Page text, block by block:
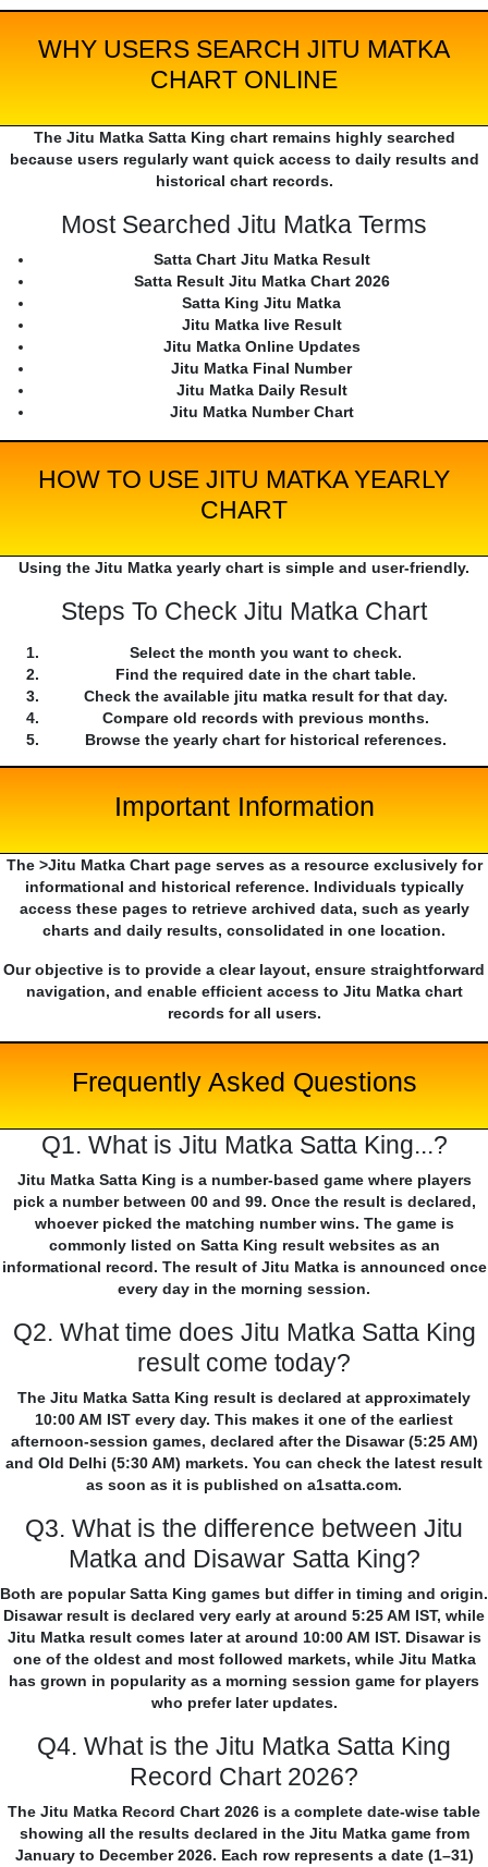
WHY USERS SEARCH JITU MATKA
CHART ONLINE
The Jitu Matka Satta King chart remains highly searched
because users regularly want quick access to daily results and
historical chart records.
Most Searched Jitu Matka Terms
Satta Chart Jitu Matka Result
Satta Result Jitu Matka Chart 2026
Satta King Jitu Matka
Jitu Matka live Result
Jitu Matka Online Updates
Jitu Matka Final Number
Jitu Matka Daily Result
Jitu Matka Number Chart
HOW TO USE JITU MATKA YEARLY
CHART
Using the Jitu Matka yearly chart is simple and user-friendly.
Steps To Check Jitu Matka Chart
Select the month you want to check.
Find the required date in the chart table.
Check the available jitu matka result for that day.
Compare old records with previous months.
Browse the yearly chart for historical references.
Important Information
The >Jitu Matka Chart page serves as a resource exclusively for
informational and historical reference. Individuals typically
access these pages to retrieve archived data, such as yearly
charts and daily results, consolidated in one location.
Our objective is to provide a clear layout, ensure straightforward
navigation, and enable efficient access to Jitu Matka chart
records for all users.
Frequently Asked Questions
Q1. What is Jitu Matka Satta King...?
Jitu Matka Satta King is a number-based game where players
pick a number between 00 and 99. Once the result is declared,
whoever picked the matching number wins. The game is
commonly listed on Satta King result websites as an
informational record. The result of Jitu Matka is announced once
every day in the morning session.
Q2. What time does Jitu Matka Satta King
result come today?
The Jitu Matka Satta King result is declared at approximately
10:00 AM IST every day. This makes it one of the earliest
afternoon-session games, declared after the Disawar (5:25 AM)
and Old Delhi (5:30 AM) markets. You can check the latest result
as soon as it is published on a1satta.com.
Q3. What is the difference between Jitu
Matka and Disawar Satta King?
Both are popular Satta King games but differ in timing and origin.
Disawar result is declared very early at around 5:25 AM IST, while
Jitu Matka result comes later at around 10:00 AM IST. Disawar is
one of the oldest and most followed markets, while Jitu Matka
has grown in popularity as a morning session game for players
who prefer later updates.
Q4. What is the Jitu Matka Satta King
Record Chart 2026?
The Jitu Matka Record Chart 2026 is a complete date-wise table
showing all the results declared in the Jitu Matka game from
January to December 2026. Each row represents a date (1–31)